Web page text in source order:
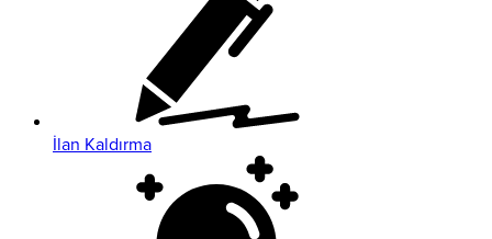
İlan Kaldırma